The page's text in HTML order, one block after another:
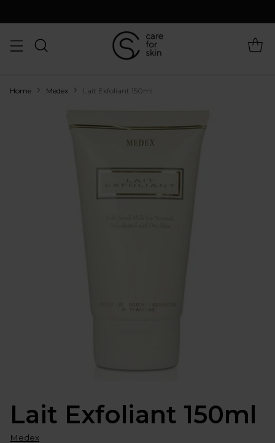
Home Medex Lait Exfoliant 150ml
Lait Exfoliant 150ml
Medex